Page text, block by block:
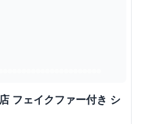
フェイクファー付き シ